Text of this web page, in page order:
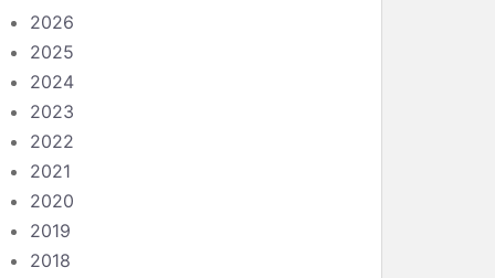
2026
2025
2024
2023
2022
2021
2020
2019
2018